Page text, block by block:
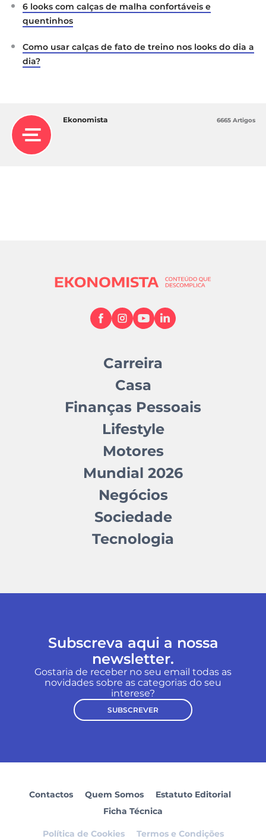
6 looks com calças de malha confortáveis e
quentinhos
Como usar calças de fato de treino nos looks do dia a
dia?
Ekonomista 6665 Artigos
Carreira
Casa
Finanças Pessoais
Lifestyle
Motores
Mundial 2026
Negócios
Sociedade
Tecnologia
Subscreva aqui a nossa
newsletter.
Gostaria de receber no seu email todas as
novidades sobre as categorias do seu
interese?
SUBSCREVER
Contactos Quem Somos
Estatuto Editorial
Ficha Técnica
Política de Cookies Termos e Condições